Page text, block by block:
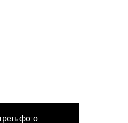
фото